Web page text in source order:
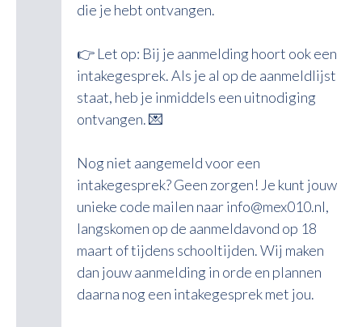
die je hebt ontvangen.
👉 Let op: Bij je aanmelding hoort ook een
intakegesprek. Als je al op de aanmeldlijst
staat, heb je inmiddels een uitnodiging
ontvangen. 💌
Nog niet aangemeld voor een
intakegesprek? Geen zorgen! Je kunt jouw
unieke code mailen naar info@mex010.nl,
langskomen op de aanmeldavond op 18
maart of tijdens schooltijden. Wij maken
dan jouw aanmelding in orde en plannen
daarna nog een intakegesprek met jou.